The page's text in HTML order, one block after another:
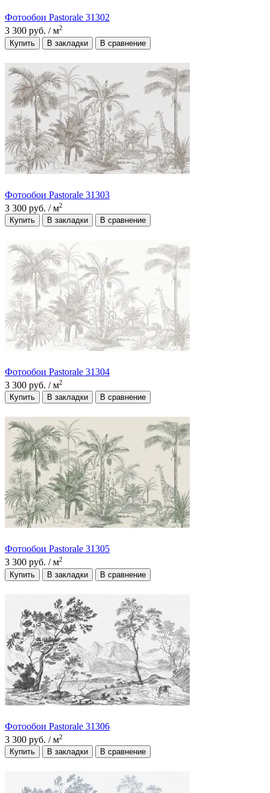
Фотообои Pastorale 31302
3 300 руб. / м2
Купить В закладки В сравнение
Фотообои Pastorale 31303
3 300 руб. / м2
Купить В закладки В сравнение
Фотообои Pastorale 31304
3 300 руб. / м2
Купить В закладки В сравнение
Фотообои Pastorale 31305
3 300 руб. / м2
Купить В закладки В сравнение
Фотообои Pastorale 31306
3 300 руб. / м2
Купить В закладки В сравнение